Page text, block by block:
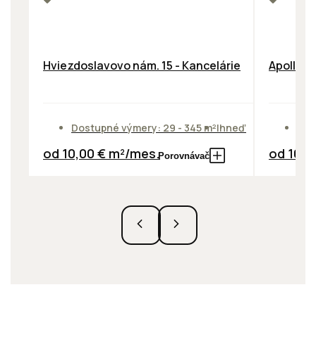
Hviezdoslavovo nám. 15 - Kancelárie
Dostupné výmery: 29 - 345 m²Ihneď
od 10,00 € m²/mes.Porovnávač
Apollo
od